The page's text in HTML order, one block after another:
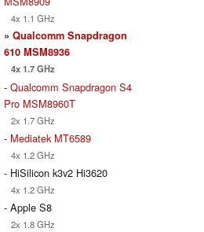
4x 1.1 GHz
» Qualcomm Snapdragon
610 MSM8936
4x 1.7 GHz
- Qualcomm Snapdragon S4
Pro MSM8960T
2x 1.7 GHz
- Mediatek MT6589
4x 1.2 GHz
- HiSilicon k3v2 Hi3620
4x 1.2 GHz
- Apple S8
2x 1.8 GHz